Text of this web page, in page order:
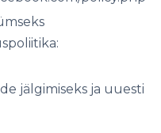
jälgimiseks ja uuesti